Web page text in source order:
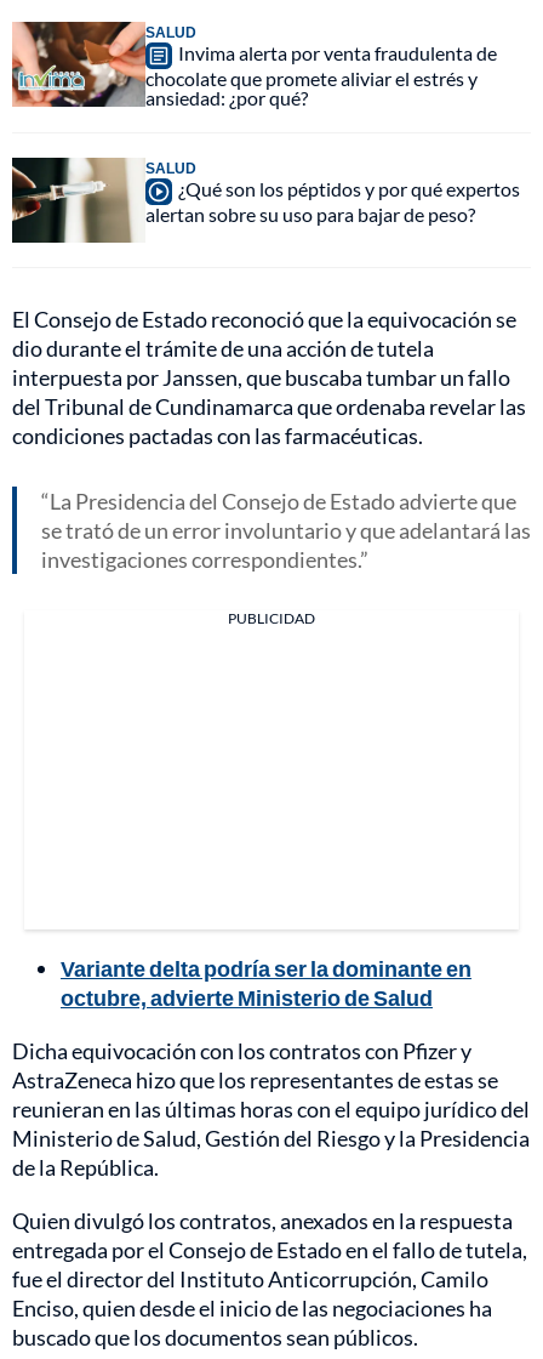
SALUD
Invima alerta por venta fraudulenta de
chocolate que promete aliviar el estrés y
ansiedad: ¿por qué?
SALUD
¿Qué son los péptidos y por qué expertos
alertan sobre su uso para bajar de peso?
El Consejo de Estado reconoció que la equivocación se
dio durante el trámite de una acción de tutela
interpuesta por Janssen, que buscaba tumbar un fallo
del Tribunal de Cundinamarca que ordenaba revelar las
condiciones pactadas con las farmacéuticas.
La Presidencia del Consejo de Estado advierte que
se trató de un error involuntario y que adelantará las
investigaciones correspondientes.
PUBLICIDAD
Variante delta podría ser la dominante en
octubre, advierte Ministerio de Salud
Dicha equivocación con los contratos con Pfizer y
AstraZeneca hizo que los representantes de estas se
reunieran en las últimas horas con el equipo jurídico del
Ministerio de Salud, Gestión del Riesgo y la Presidencia
de la República.
Quien divulgó los contratos, anexados en la respuesta
entregada por el Consejo de Estado en el fallo de tutela,
fue el director del Instituto Anticorrupción, Camilo
Enciso, quien desde el inicio de las negociaciones ha
buscado que los documentos sean públicos.